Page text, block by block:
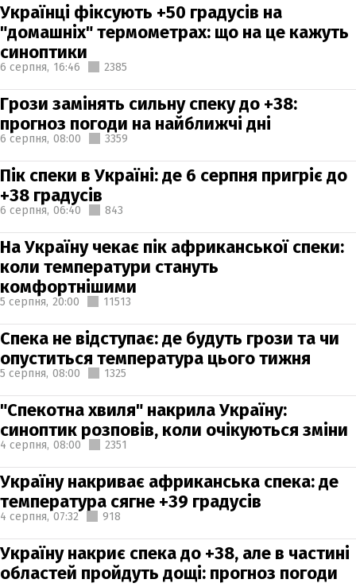
Українці фіксують +50 градусів на
"домашніх" термометрах: що на це кажуть
синоптики
6 серпня, 16:46 2385
Грози замінять сильну спеку до +38:
прогноз погоди на найближчі дні
6 серпня, 08:00 3359
Пік спеки в Україні: де 6 серпня пригріє до
+38 градусів
6 серпня, 06:40 843
На Україну чекає пік африканської спеки:
коли температури стануть
комфортнішими
5 серпня, 20:00 11513
Спека не відступає: де будуть грози та чи
опуститься температура цього тижня
5 серпня, 08:00 1325
"Спекотна хвиля" накрила Україну:
синоптик розповів, коли очікуються зміни
4 серпня, 08:00 2351
Україну накриває африканська спека: де
температура сягне +39 градусів
4 серпня, 07:32 918
Україну накриє спека до +38, але в частині
областей пройдуть дощі: прогноз погоди